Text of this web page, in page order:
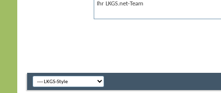
Ihr LKGS.net-Team